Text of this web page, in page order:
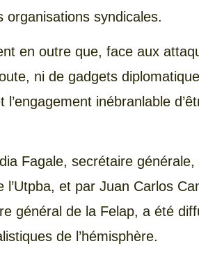
organisations syndicales.
en outre que, face aux
ni de gadgets
inébranlable
Fagale, secrétaire
l’Utpba, et par Juan Carlos
général de la Felap, a été
de l’hémisphère.